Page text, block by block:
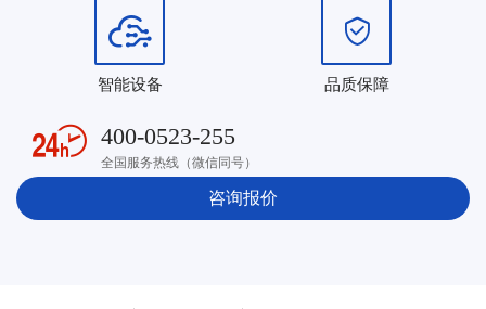
智能设备 品质保障
400-0523-255
全国服务热线（微信同号）
咨询报价